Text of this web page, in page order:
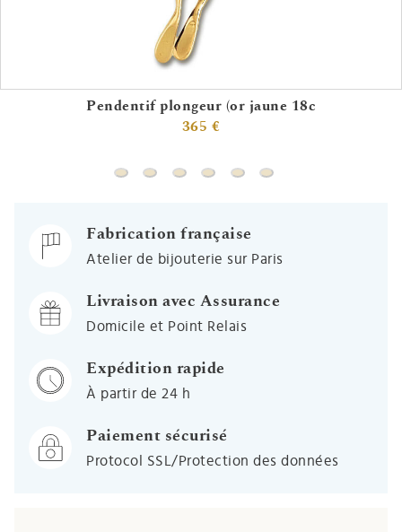
Pendentif plongeur (or jaune 18c
365 €
Pendentif plongeur (or jaune 18c
Pendentif chausson de danse - Or jaune
Pendentif moto - Or jaune 9ct
Pendentif avion - Or blanc 9ct
Pendentif roller (or jaune
Pendentif avion - Or
Fabrication française
Atelier de bijouterie sur Paris
Livraison avec Assurance
Domicile et Point Relais
Expédition rapide
À partir de 24 h
Paiement sécurisé
Protocol SSL/Protection des données